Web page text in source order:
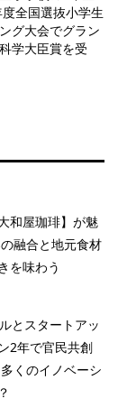
全国選抜小学生
グ大会でグラン
学大臣賞を受
和屋珈琲】が魅
融合と地元食材
を味わう
とスタートアッ
2年で官民共創
くのイノベーシ